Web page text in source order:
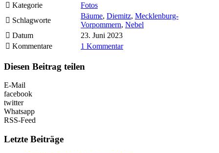
Kategorie
Fotos
Schlagworte
Bäume, Diemitz, Mecklenburg-
Vorpommern, Nebel
Datum
23. Juni 2023
Kommentare
1 Kommentar
Diesen Beitrag teilen
E-Mail
facebook
twitter
Whatsapp
RSS-Feed
Letzte Beiträge